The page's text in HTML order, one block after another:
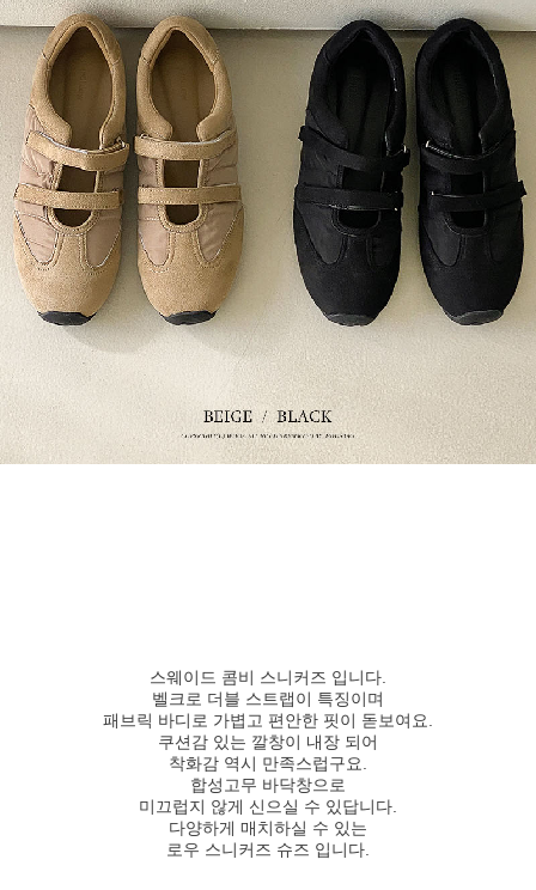
스웨이드 콤비 스니커즈 입니다.
벨크로 더블 스트랩이 특징이며
패브릭 바디로 가볍고 편안한 핏이 돋보여요.
쿠션감 있는 깔창이 내장 되어
착화감 역시 만족스럽구요.
합성고무 바닥창으로
미끄럽지 않게 신으실 수 있답니다.
다양하게 매치하실 수 있는
로우 스니커즈 슈즈 입니다.